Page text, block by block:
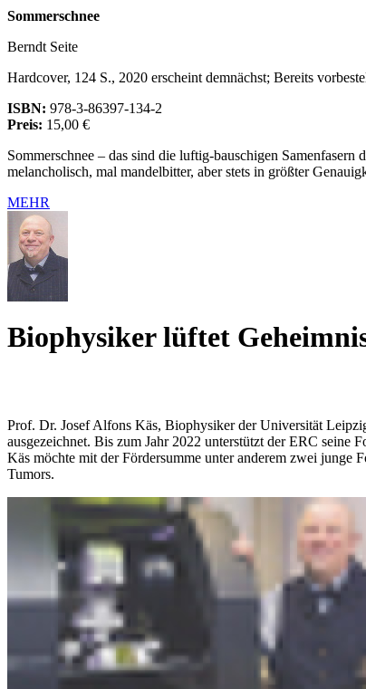
Sommerschnee
Berndt Seite
Hardcover, 124 S., 2020 erscheint demnächst; Bereits
ISBN: 978-3-86397-134-2
Preis: 15,00 €
Sommerschnee – das sind die luftig-bauschigen
melancholisch, mal mandelbitter, aber stets in größter
MEHR
Biophysiker lüftet
Prof. Dr. Josef Alfons Käs, Biophysiker der Universität
ausgezeichnet. Bis zum Jahr 2022 unterstützt der ERC seine
Käs möchte mit der Fördersumme unter anderem zwei junge
Tumors.